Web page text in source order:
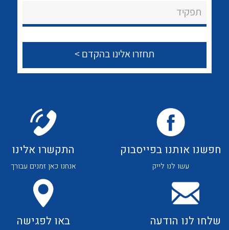
צור קשר
לכל מוצרי היצרן לכל מוצרי היצרן
תפקיד
חפשנו אותנו בפייסבוק
עשו לנו לייק
התקשרו אלינו
אנחנו כאן זמנים עבורך
שלחו לנו הודעה באו לפגישה